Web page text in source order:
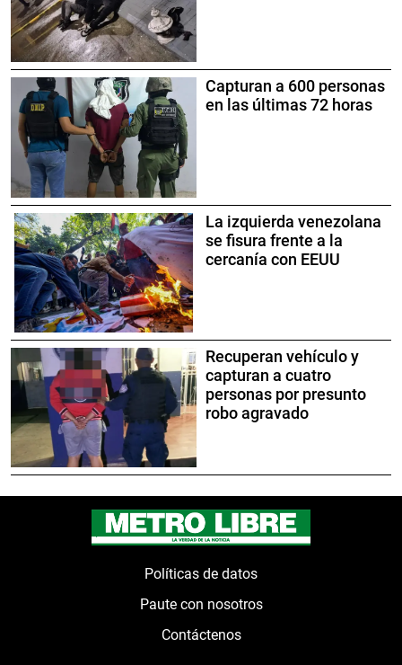
Capturan a 600 personas
en las últimas 72 horas
La izquierda venezolana
se fisura frente a la
cercanía con EEUU
Recuperan vehículo y
capturan a cuatro
personas por presunto
robo agravado
Políticas de datos
Paute con nosotros
Contáctenos